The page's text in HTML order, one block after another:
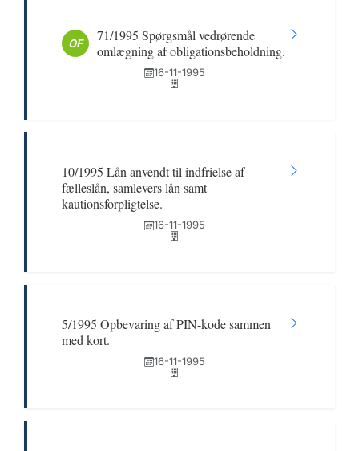
OF
71/1995 Spørgsmål vedrørende
omlægning af obligationsbeholdning.
16-11-1995
10/1995 Lån anvendt til indfrielse af
fælleslån, samlevers lån samt
kautionsforpligtelse.
16-11-1995
5/1995 Opbevaring af PIN-kode sammen
med kort.
16-11-1995